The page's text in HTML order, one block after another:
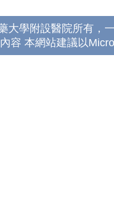
大學附設醫院所有，
容 本網站建議以